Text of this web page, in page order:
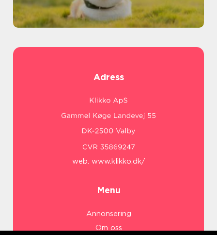
Adress
web: www.klikko.dk/
Menu
Annonsering
Om oss